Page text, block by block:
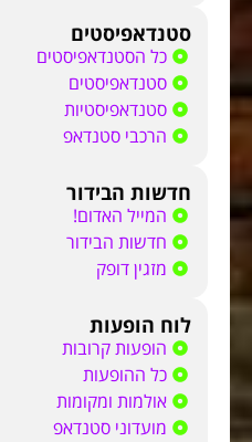
סטנדאפיסטים
כל הסטנדאפיסטים
סטנדאפיסטים
סטנדאפיסטיות
הרכבי סטנדאפ
חדשות הבידור
המייל האדום!
חדשות הבידור
מזגין דופק
לוח הופעות
הופעות קרובות
כל ההופעות
אולמות ומקומות
מועדוני סטנדאפ